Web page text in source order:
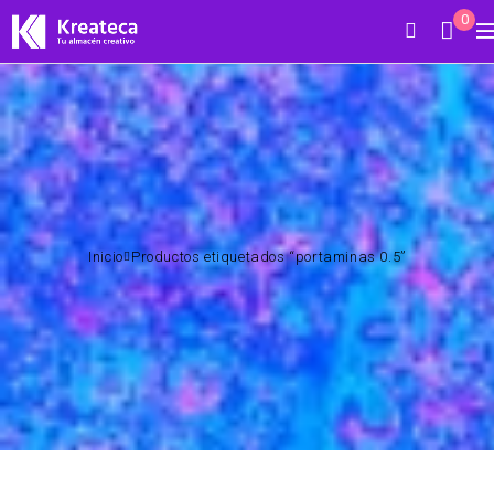
0
Inicio Productos etiquetados “portaminas 0.5”